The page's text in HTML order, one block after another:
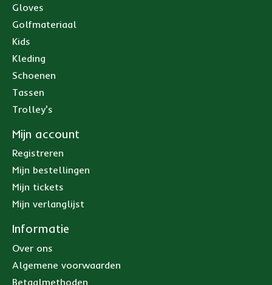
Gloves
Golfmateriaal
Kids
Kleding
Schoenen
Tassen
Trolley's
Mijn account
Registreren
Mijn bestellingen
Mijn tickets
Mijn verlanglijst
Informatie
Over ons
Algemene voorwaarden
Betaalmethoden